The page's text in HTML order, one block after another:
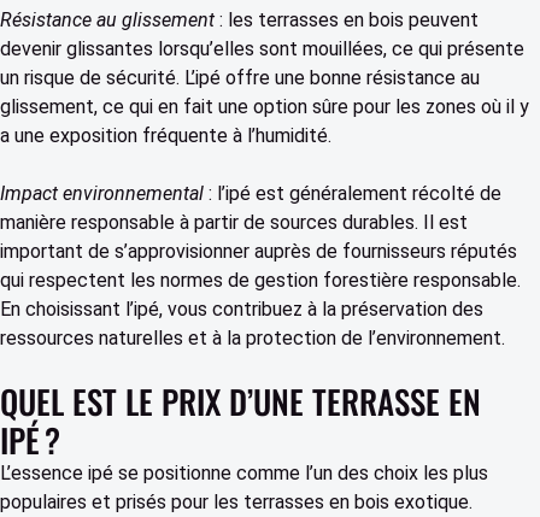
Résistance au glissement : les terrasses en bois peuvent
devenir glissantes lorsqu’elles sont mouillées, ce qui présente
un risque de sécurité. L’ipé offre une bonne résistance au
glissement, ce qui en fait une option sûre pour les zones où il y
a une exposition fréquente à l’humidité.
Impact environnemental : l’ipé est généralement récolté de
manière responsable à partir de sources durables. Il est
important de s’approvisionner auprès de fournisseurs réputés
qui respectent les normes de gestion forestière responsable.
En choisissant l’ipé, vous contribuez à la préservation des
ressources naturelles et à la protection de l’environnement.
QUEL EST LE PRIX D’UNE TERRASSE EN
IPÉ ?
L’essence ipé se positionne comme l’un des choix les plus
populaires et prisés pour les terrasses en bois exotique.